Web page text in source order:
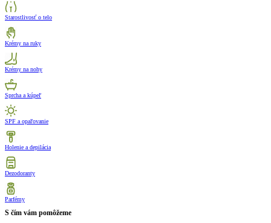
Starostlivosť o telo
Krémy na ruky
Krémy na nohy
Sprcha a kúpeľ
SPF a opaľovanie
Holenie a depilácia
Dezodoranty
Parfémy
S čím vám pomôžeme